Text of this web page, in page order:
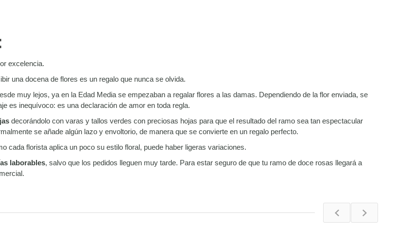
excelencia.
una docena de flores es un regalo que nunca se olvida.
muy lejos, ya en la Edad Media se empezaban a regalar flores a las damas. Dependiendo de la flor enviada, se
es inequívoco: es una declaración de amor en toda regla.
decorándolo con varas y tallos verdes con preciosas hojas para que el resultado del ramo sea tan espectacular
se añade algún lazo y envoltorio, de manera que se convierte en un regalo perfecto.
cada florista aplica un poco su estilo floral, puede haber ligeras variaciones.
laborables, salvo que los pedidos lleguen muy tarde. Para estar seguro de que tu ramo de doce rosas llegará a